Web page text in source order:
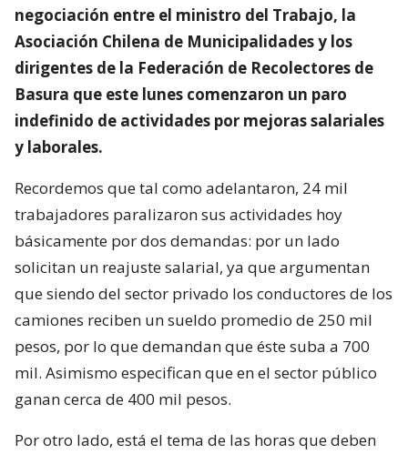
negociación entre el ministro del Trabajo, la
Asociación Chilena de Municipalidades y los
dirigentes de la Federación de Recolectores de
Basura que este lunes comenzaron un paro
indefinido de actividades por mejoras salariales
y laborales.
Recordemos que tal como adelantaron, 24 mil
trabajadores paralizaron sus actividades hoy
básicamente por dos demandas: por un lado
solicitan un reajuste salarial, ya que argumentan
que siendo del sector privado los conductores de los
camiones reciben un sueldo promedio de 250 mil
pesos, por lo que demandan que éste suba a 700
mil. Asimismo especifican que en el sector público
ganan cerca de 400 mil pesos.
Por otro lado, está el tema de las horas que deben